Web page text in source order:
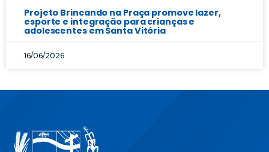
Projeto Brincando na Praça promove lazer,
esporte e integração para crianças e
adolescentes em Santa Vitória
16/06/2026